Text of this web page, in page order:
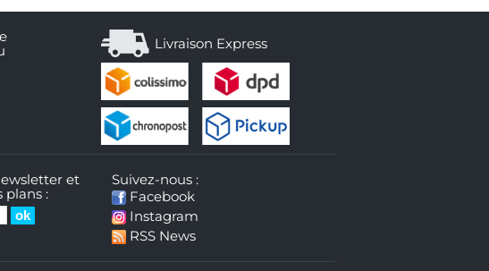
Livraison Express
et
plans :
Suivez-nous :
Facebook
Instagram
RSS News